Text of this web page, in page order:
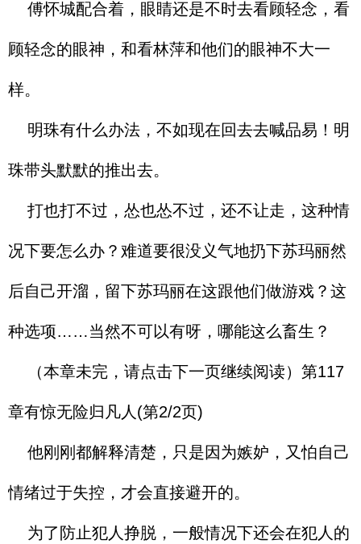
傅怀城配合着，眼睛还是不时去看顾轻念，看
顾轻念的眼神，和看林萍和他们的眼神不大一
样。
明珠有什么办法，不如现在回去去喊品易！明
珠带头默默的推出去。
打也打不过，怂也怂不过，还不让走，这种情
况下要怎么办？难道要很没义气地扔下苏玛丽然
后自己开溜，留下苏玛丽在这跟他们做游戏？这
种选项……当然不可以有呀，哪能这么畜生？
（本章未完，请点击下一页继续阅读）第117
章有惊无险归凡人(第2/2页)
他刚刚都解释清楚，只是因为嫉妒，又怕自己
情绪过于失控，才会直接避开的。
为了防止犯人挣脱，一般情况下还会在犯人的